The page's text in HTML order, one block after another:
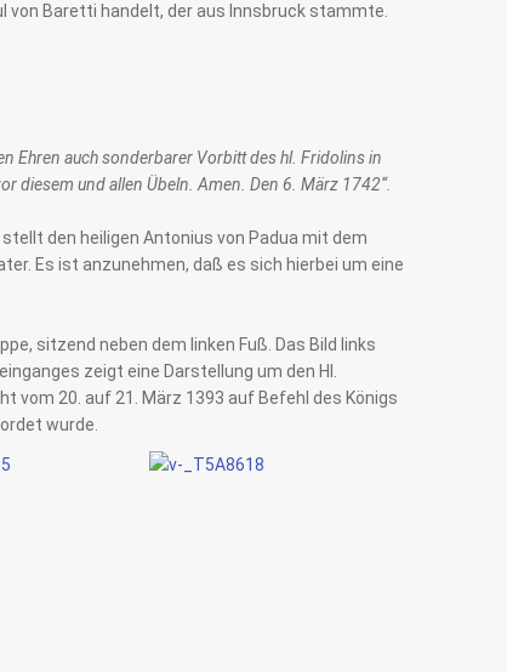
Baretti handelt, der aus Innsbruck stammte.
Ehren auch sonderbarer Vorbitt des hl. Fridolins in
diesem und allen Übeln. Amen. Den 6. März 1742“.
den heiligen Antonius von Padua mit dem
Es ist anzunehmen, daß es sich hierbei um eine
sitzend neben dem linken Fuß. Das Bild links
zeigt eine Darstellung um den Hl.
vom 20. auf 21. März 1393 auf Befehl des Königs
wurde.